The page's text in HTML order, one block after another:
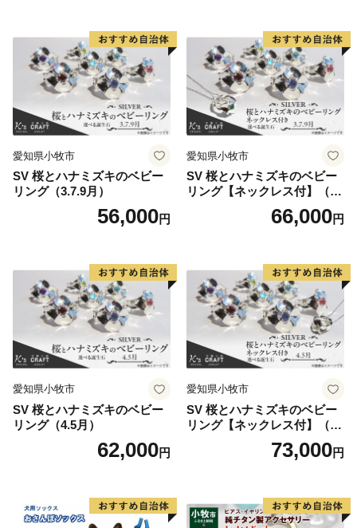
◆ 返礼品の贈呈は１回の申出につき１品になります。
(寄附回数の制限はありません)
◆ ふるさと納税は「寄付」となりますので、寄付のお
申込み手続きが完了した後に、寄付者様のご都合で交換
や返品をすることは致しかねます。
◆ 寄附金額に応じてお選びいただける返礼品が異なり
ますので、ご注意ください。
◆ 返礼品の内容を変更させていただく場合があります
ので、予めご了承ください。
◆ 返礼品は、寄附金の納付が確認できた後、委託業者
か月ほどお時間をいただく場合があります。
◆ 寄附金受領証明書は返礼品とは別に送付します。
愛知県小牧市
SV 桜とハナミズキのベビー
リング（3.7.9月）
56,000円
愛知県小牧市
SV 桜とハナミズキのベビー
リング【ネックレス付】（3.
66,000円
愛知県小牧市
SV 桜とハナミズキのベビー
リング（4.5月）
62,000円
愛知県小牧市
SV 桜とハナミズキのベビー
リング【ネックレス付】（4.
73,000円